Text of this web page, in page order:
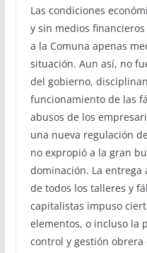
Las condiciones
y sin medios
a la Comuna apenas
situación. Aun así, no
del gobierno,
funcionamiento de las
abusos de los
una nueva regulación
no expropió a la gran
dominación. La entrega
de todos los talleres y
capitalistas impuso
elementos, o incluso la
control y gestión obrera